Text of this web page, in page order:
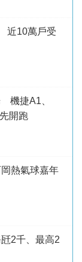
近10萬戶受
機捷A1、
開跑
熱氣球嘉年
2千、最高2